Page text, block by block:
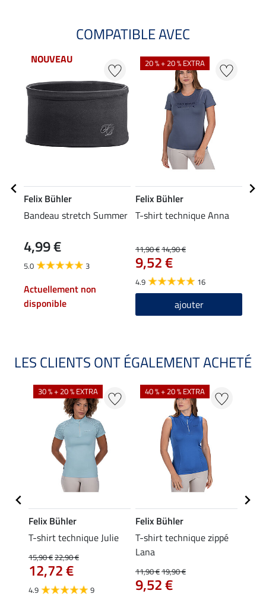
COMPATIBLE AVEC
NOUVEAU
Felix Bühler
Bandeau stretch Summer
4,99 €
5.0 3
Actuellement non
disponible
20 % + 20 % EXTRA
Felix Bühler
T-shirt technique Anna
11,90 €14,90 €
9,52 €
4.9 16
ajouter
LES CLIENTS ONT ÉGALEMENT ACHETÉ
30 % + 20 % EXTRA
Felix Bühler
T-shirt technique Julie
15,90 €22,90 €
12,72 €
4.9 9
40 % + 20 % EXTRA
Felix Bühler
T-shirt technique zippé
Lana
11,90 €19,90 €
9,52 €